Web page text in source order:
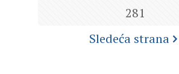
281
Sledeća strana